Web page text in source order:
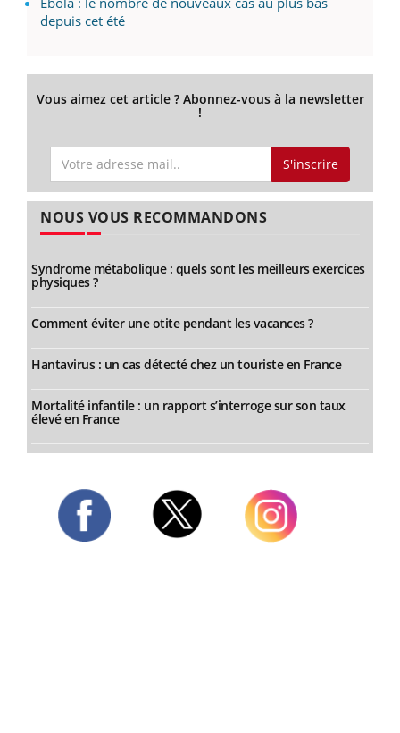
depuis cet été
Vous aimez cet article ? Abonnez-vous à la newsletter
!
S'inscrire
NOUS VOUS RECOMMANDONS
Syndrome métabolique : quels sont les meilleurs exercices
physiques ?
Comment éviter une otite pendant les vacances ?
Hantavirus : un cas détecté chez un touriste en France
Mortalité infantile : un rapport s’interroge sur son taux
élevé en France